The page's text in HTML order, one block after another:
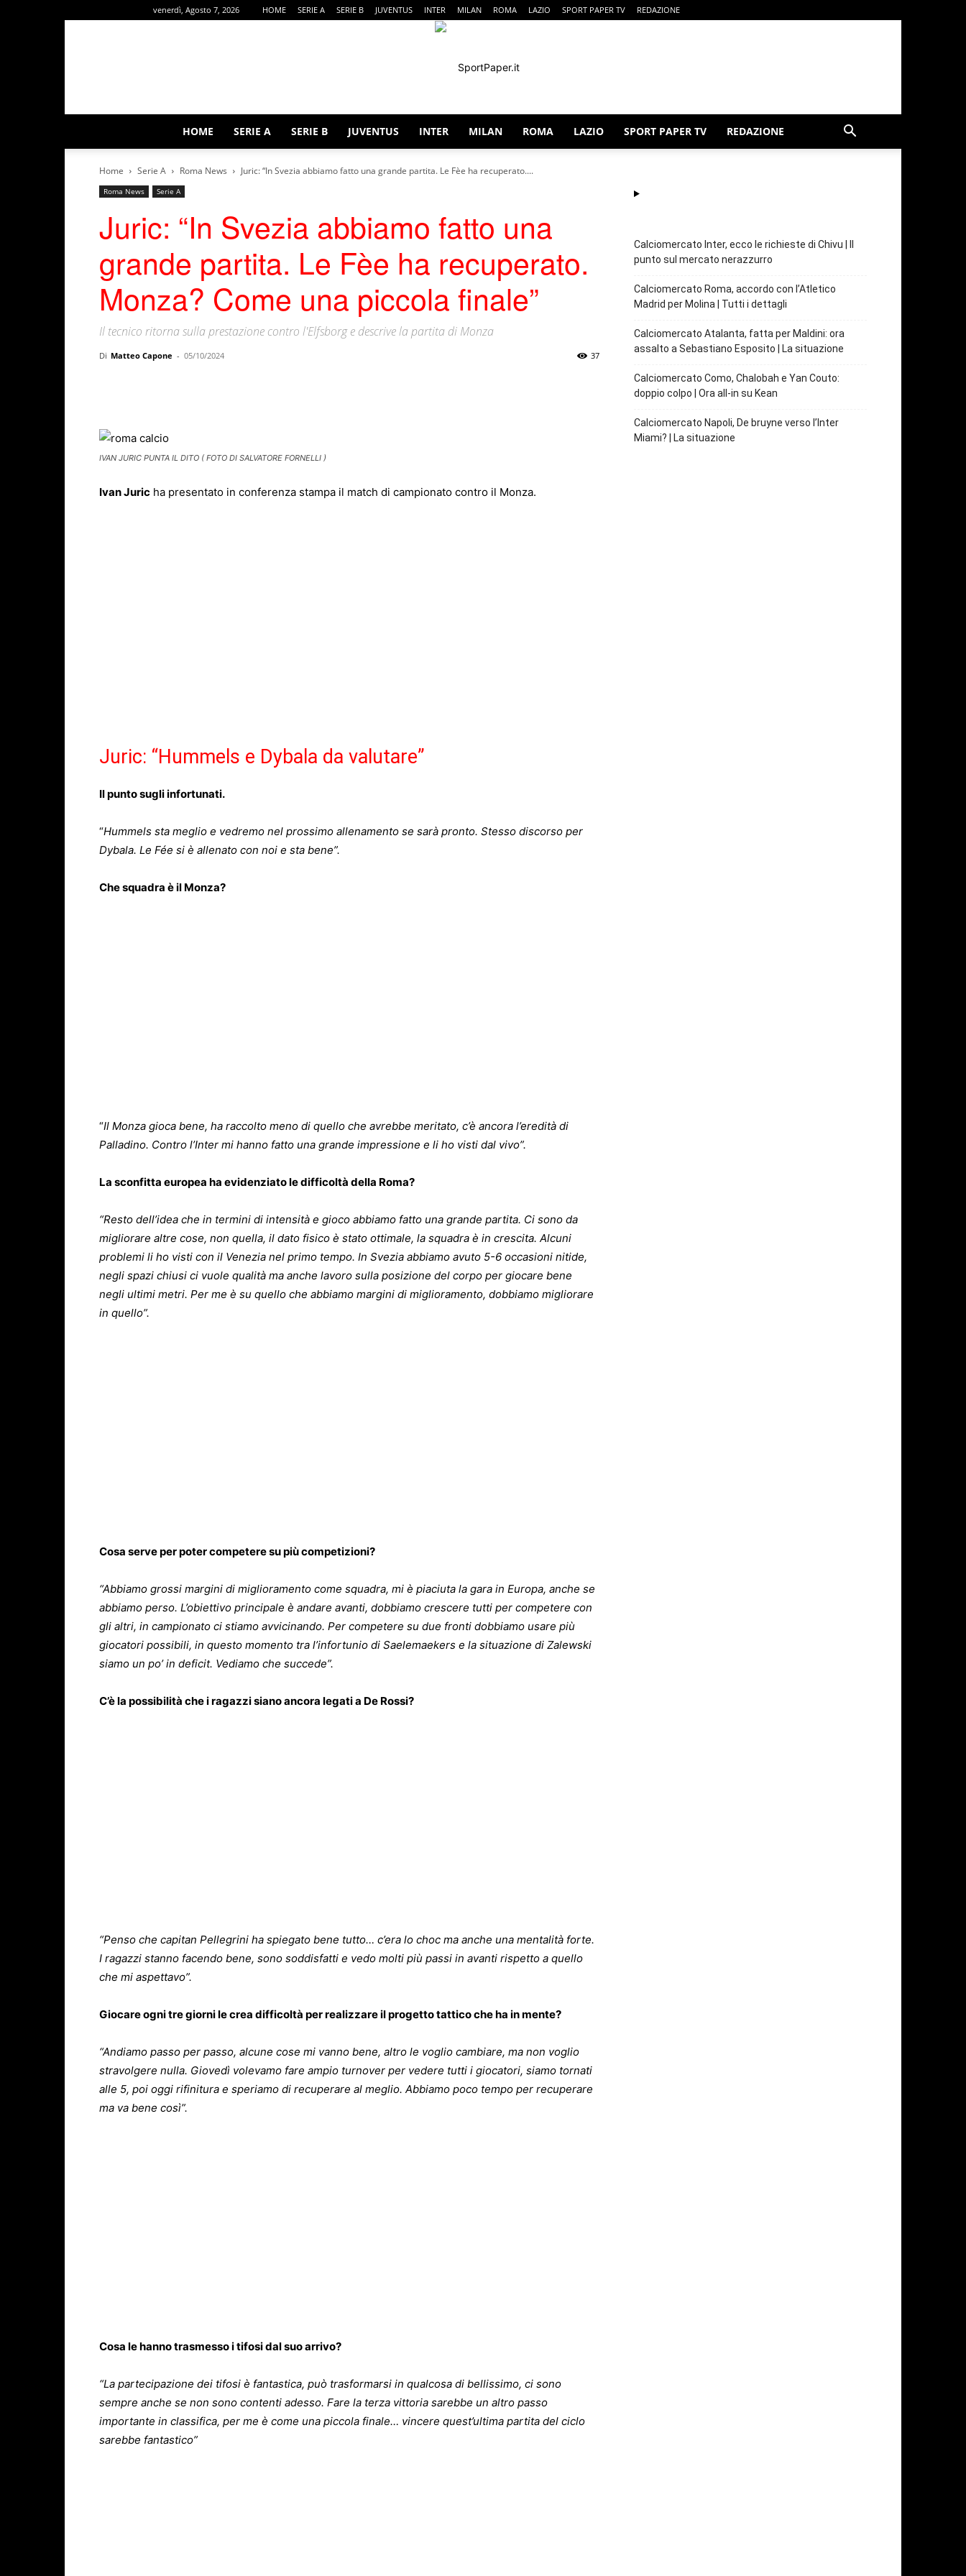
venerdì, Agosto 7, 2026 HOME SERIE A SERIE B JUVENTUS INTER MILAN ROMA LAZIO SPORT PAPER TV REDAZIONE
HOME SERIE A SERIE B JUVENTUS INTER MILAN ROMA LAZIO SPORT PAPER TV REDAZIONE
Home Serie A Roma News Juric: “In Svezia abbiamo fatto una grande partita. Le Fèe ha recuperato....
Roma News Serie A
Juric: “In Svezia abbiamo fatto una
grande partita. Le Fèe ha recuperato.
Monza? Come una piccola finale”
Il tecnico ritorna sulla prestazione contro l'Elfsborg e descrive la partita di Monza
Di Matteo Capone - 05/10/2024 37
IVAN JURIC PUNTA IL DITO ( FOTO DI SALVATORE FORNELLI )
Ivan Juric ha presentato in conferenza stampa il match di campionato contro il Monza.
Juric: “Hummels e Dybala da valutare”
Il punto sugli infortunati.
“Hummels sta meglio e vedremo nel prossimo allenamento se sarà pronto. Stesso discorso per
Dybala. Le Fée si è allenato con noi e sta bene”.
Che squadra è il Monza?
“Il Monza gioca bene, ha raccolto meno di quello che avrebbe meritato, c’è ancora l’eredità di
Palladino. Contro l’Inter mi hanno fatto una grande impressione e li ho visti dal vivo”.
La sconfitta europea ha evidenziato le difficoltà della Roma?
“Resto dell’idea che in termini di intensità e gioco abbiamo fatto una grande partita. Ci sono da
migliorare altre cose, non quella, il dato fisico è stato ottimale, la squadra è in crescita. Alcuni
problemi li ho visti con il Venezia nel primo tempo. In Svezia abbiamo avuto 5-6 occasioni nitide,
negli spazi chiusi ci vuole qualità ma anche lavoro sulla posizione del corpo per giocare bene
negli ultimi metri. Per me è su quello che abbiamo margini di miglioramento, dobbiamo migliorare
in quello”.
Cosa serve per poter competere su più competizioni?
“Abbiamo grossi margini di miglioramento come squadra, mi è piaciuta la gara in Europa, anche se
abbiamo perso. L’obiettivo principale è andare avanti, dobbiamo crescere tutti per competere con
gli altri, in campionato ci stiamo avvicinando. Per competere su due fronti dobbiamo usare più
giocatori possibili, in questo momento tra l’infortunio di Saelemaekers e la situazione di Zalewski
siamo un po’ in deficit. Vediamo che succede”.
C’è la possibilità che i ragazzi siano ancora legati a De Rossi?
“Penso che capitan Pellegrini ha spiegato bene tutto… c’era lo choc ma anche una mentalità forte.
I ragazzi stanno facendo bene, sono soddisfatti e vedo molti più passi in avanti rispetto a quello
che mi aspettavo”.
Giocare ogni tre giorni le crea difficoltà per realizzare il progetto tattico che ha in mente?
“Andiamo passo per passo, alcune cose mi vanno bene, altro le voglio cambiare, ma non voglio
stravolgere nulla. Giovedì volevamo fare ampio turnover per vedere tutti i giocatori, siamo tornati
alle 5, poi oggi rifinitura e speriamo di recuperare al meglio. Abbiamo poco tempo per recuperare
ma va bene così”.
Cosa le hanno trasmesso i tifosi dal suo arrivo?
“La partecipazione dei tifosi è fantastica, può trasformarsi in qualcosa di bellissimo, ci sono
sempre anche se non sono contenti adesso. Fare la terza vittoria sarebbe un altro passo
importante in classifica, per me è come una piccola finale… vincere quest’ultima partita del ciclo
sarebbe fantastico”
Calciomercato Inter, ecco le richieste di Chivu | Il
punto sul mercato nerazzurro
Calciomercato Roma, accordo con l’Atletico
Madrid per Molina | Tutti i dettagli
Calciomercato Atalanta, fatta per Maldini: ora
assalto a Sebastiano Esposito | La situazione
Calciomercato Como, Chalobah e Yan Couto:
doppio colpo | Ora all-in su Kean
Calciomercato Napoli, De bruyne verso l’Inter
Miami? | La situazione